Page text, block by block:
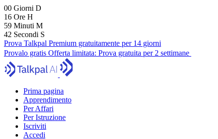
00 Giorni D
16 Ore H
59 Minuti M
42 Secondi S
Prova Talkpal Premium gratuitamente per 14 giorni
Provalo gratis Offerta limitata: Prova gratuita per 2 settimane
Prima pagina
Apprendimento
Per Affari
Per Istruzione
Iscriviti
Accedi